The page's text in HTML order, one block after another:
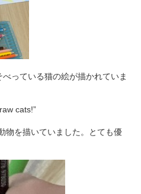
っている猫の絵が描かれていま
cats!”
物を描いていました。とても優